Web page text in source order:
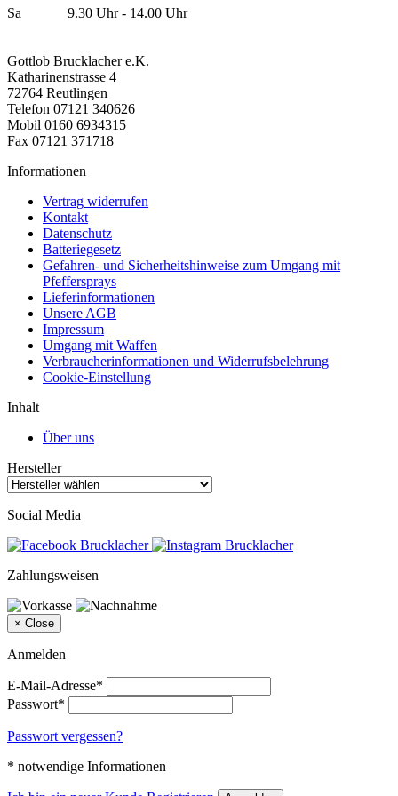
Sa 9.30 Uhr - 14.00 Uhr
Gottlob Brucklacher e.K.
Katharinenstrasse 4
72764 Reutlingen
Telefon 07121 340626
Mobil 0160 6934315
Fax 07121 371718
Informationen
Vertrag widerrufen
Kontakt
Datenschutz
Batteriegesetz
Gefahren- und Sicherheitshinweise zum Umgang mit
Pfeffersprays
Lieferinformationen
Unsere AGB
Impressum
Umgang mit Waffen
Verbraucherinformationen und Widerrufsbelehrung
Cookie-Einstellung
Inhalt
Über uns
Hersteller
Social Media
Zahlungsweisen
× Close
Anmelden
E-Mail-Adresse*
Passwort*
Passwort vergessen?
* notwendige Informationen